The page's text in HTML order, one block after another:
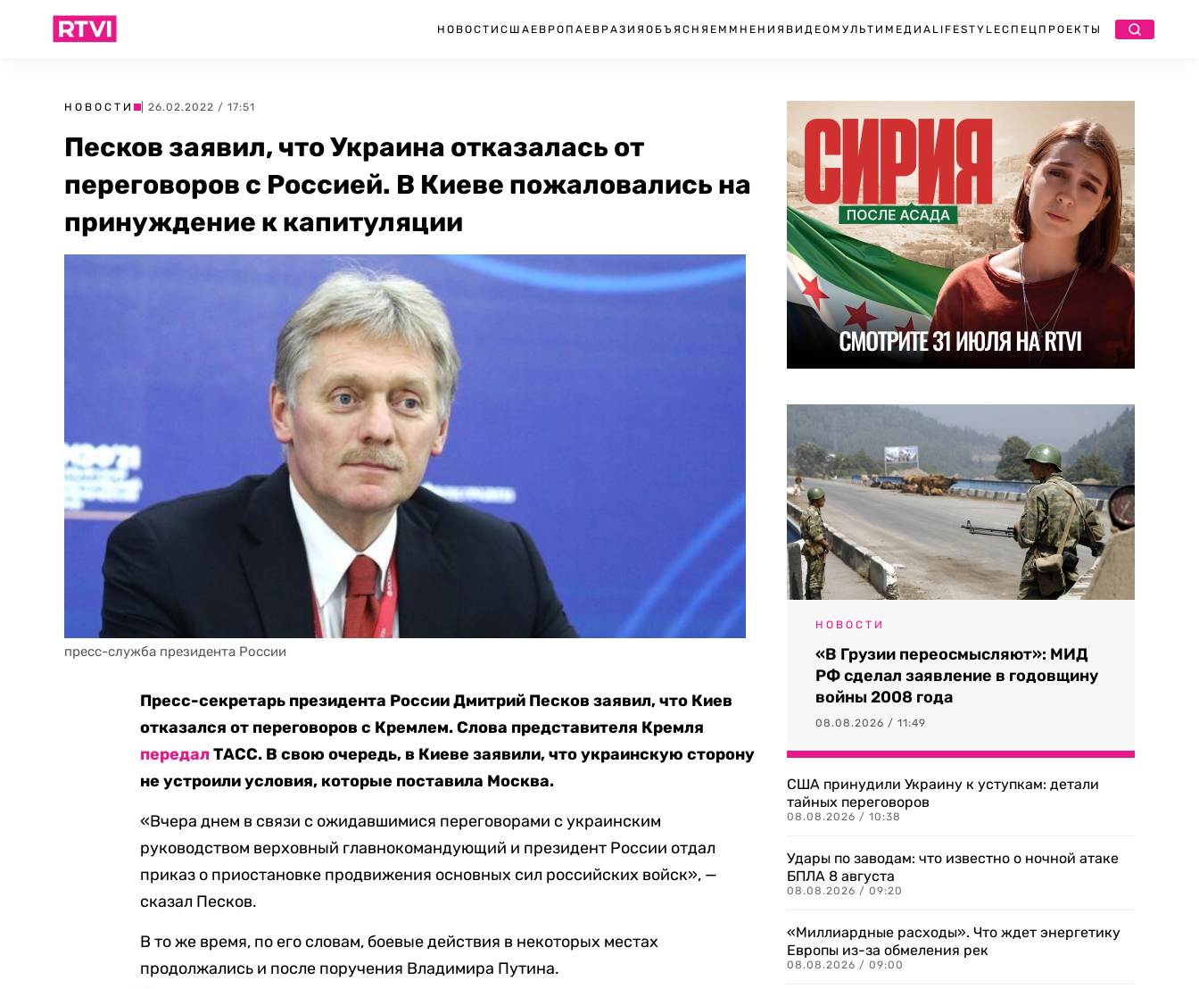
НОВОСТИ США ЕВРОПА ЕВРАЗИЯ ОБЪЯСНЯЕМ МНЕНИЯ ВИДЕО МУЛЬТИМЕДИА LIFESTYLEСПЕЦПРОЕКТЫ
НОВОСТИ | 26.02.2022 / 17:51
Песков заявил, что Украина отказалась от
переговоров с Россией. В Киеве пожаловались на
принуждение к капитуляции
пресс-служба президента России
Пресс-секретарь президента России Дмитрий Песков заявил, что Киев
отказался от переговоров с Кремлем. Слова представителя Кремля
передалТАСС. В свою очередь, в Киеве заявили, что украинскую сторону
не устроили условия, которые поставила Москва.
«Вчера днем в связи с ожидавшимися переговорами с украинским
руководством верховный главнокомандующий и президент России отдал
приказ о приостановке продвижения основных сил российских войск», —
сказал Песков.
В то же время, по его словам, боевые действия в некоторых местах
продолжались и после поручения Владимира Путина.
НОВОСТИ
«В Грузии переосмысляют»: МИД
РФ сделал заявление в годовщину
войны 2008 года
08.08.2026 / 11:49
США принудили Украину к уступкам: детали
тайных переговоров
08.08.2026 / 10:38
Удары по заводам: что известно о ночной атаке
БПЛА 8 августа
08.08.2026 / 09:20
«Миллиардные расходы». Что ждет энергетику
Европы из-за обмеления рек
08.08.2026 / 09:00